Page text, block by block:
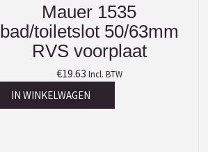
Mauer 1535
bad/toiletslot 50/63mm
RVS voorplaat
€19.63 Incl. BTW
IN WINKELWAGEN